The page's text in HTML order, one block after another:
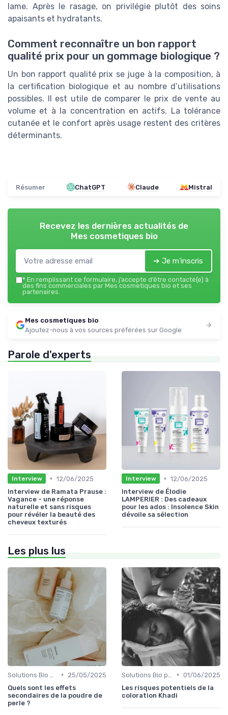
lame. Après le rasage, on privilégie plutôt des soins
apaisants et hydratants.
Comment reconnaître un bon rapport
qualité prix pour un gommage biologique ?
Un bon rapport qualité prix se juge à la composition, à
la certification biologique et au nombre d’utilisations
possibles. Il est utile de comparer le prix de vente au
volume et à la concentration en actifs. La tolérance
cutanée et le confort après usage restent des critères
déterminants.
Résumer ChatGPT Claude Mistral
Recevez les dernières actualités de
Mes cosmetiques bio
➔ Je m'inscris
* En remplissant ce formulaire, j’accepte d’être contacté(e) à
des fins commerciales par Mes cosmetiques bio et ses
partenaires.
Mes cosmetiques bio
Ajoutez-nous à vos sources préférées sur Google
Parole d'experts
Interview • 12/06/2025
Interview de Ramata Prause :
Vagance - une réponse
naturelle et sans risques
pour révéler la beauté des
cheveux texturés
Interview • 12/06/2025
Interview de Élodie
LAMPERIER : Des cadeaux
pour les ados : Insolence Skin
dévoile sa sélection
Les plus lus
•
25/05/2025
Quels sont les effets
secondaires de la poudre de
perle ?
• 01/06/2025
Les risques potentiels de la
coloration Khadi